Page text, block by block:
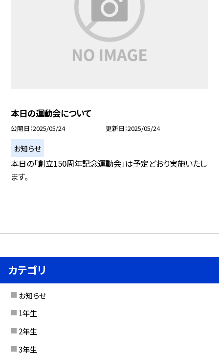
本日の運動会について
公開日 2025/05/24 更新日 2025/05/24
お知らせ
本日の「創立150周年記念運動会」は予定どおり実施いたし
ます。
カテゴリ
お知らせ
1年生
2年生
3年生